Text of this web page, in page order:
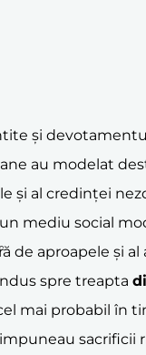
și
au modelat
și al credinței
mediu social
de aproapele și
spre treapta
mai probabil în
sacrificii